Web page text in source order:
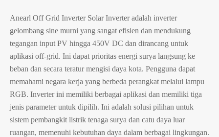
Anearl Off Grid Inverter Solar Inverter adalah inverter
gelombang sine murni yang sangat efisien dan mendukung
tegangan input PV hingga 450V DC dan dirancang untuk
aplikasi off-grid. Ini dapat prioritas energi surya langsung ke
beban dan secara teratur mengisi daya kota. Pengguna dapat
memahami negara kerja yang berbeda perangkat melalui lampu
RGB. Inverter ini memiliki berbagai aplikasi dan memiliki tiga
jenis parameter untuk dipilih. Ini adalah solusi pilihan untuk
sistem pembangkit listrik tenaga surya dan catu daya luar
ruangan, memenuhi kebutuhan daya dalam berbagai lingkungan.